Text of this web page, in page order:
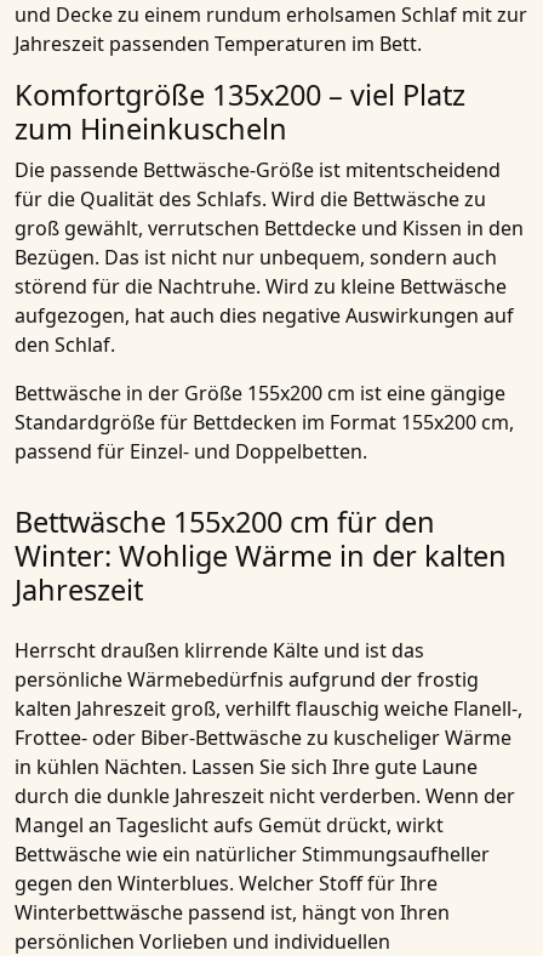
und Decke zu einem rundum erholsamen Schlaf mit zur
Jahreszeit passenden Temperaturen im Bett.
Komfortgröße 135x200 – viel Platz
zum Hineinkuscheln
Die passende Bettwäsche-Größe ist mitentscheidend
für die Qualität des Schlafs. Wird die Bettwäsche zu
groß gewählt, verrutschen Bettdecke und Kissen in den
Bezügen. Das ist nicht nur unbequem, sondern auch
störend für die Nachtruhe. Wird zu kleine Bettwäsche
aufgezogen, hat auch dies negative Auswirkungen auf
den Schlaf.
Bettwäsche in der Größe 155x200 cm ist eine gängige
Standardgröße für Bettdecken im Format 155x200 cm,
passend für Einzel- und Doppelbetten.
Bettwäsche 155x200 cm für den
Winter: Wohlige Wärme in der kalten
Jahreszeit
Herrscht draußen klirrende Kälte und ist das
persönliche Wärmebedürfnis aufgrund der frostig
kalten Jahreszeit groß, verhilft flauschig weiche Flanell-,
Frottee- oder Biber-Bettwäsche zu kuscheliger Wärme
in kühlen Nächten. Lassen Sie sich Ihre gute Laune
durch die dunkle Jahreszeit nicht verderben. Wenn der
Mangel an Tageslicht aufs Gemüt drückt, wirkt
Bettwäsche wie ein natürlicher Stimmungsaufheller
gegen den Winterblues. Welcher Stoff für Ihre
Winterbettwäsche passend ist, hängt von Ihren
persönlichen Vorlieben und individuellen